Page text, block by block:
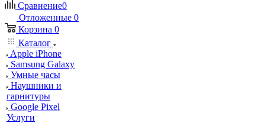
Сравнение0
Отложенные 0
Корзина 0
Каталог
Apple iPhone
Samsung Galaxy
Умные часы
Наушники и
гарнитуры
Google Pixel
Услуги